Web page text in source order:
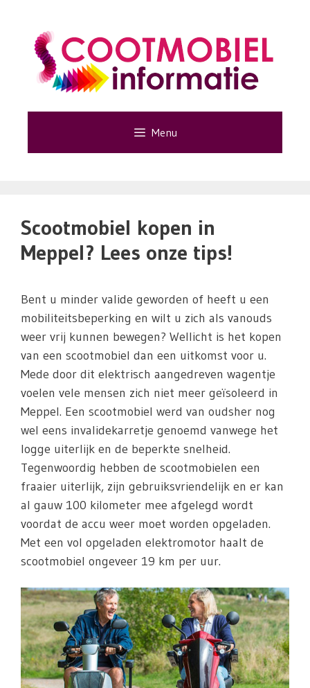
Menu
Scootmobiel kopen in
Meppel? Lees onze tips!
Bent u minder valide geworden of heeft u een
mobiliteitsbeperking en wilt u zich als vanouds
weer vrij kunnen bewegen? Wellicht is het kopen
van een scootmobiel dan een uitkomst voor u.
Mede door dit elektrisch aangedreven wagentje
voelen vele mensen zich niet meer geïsoleerd in
Meppel. Een scootmobiel werd van oudsher nog
wel eens invalidekarretje genoemd vanwege het
logge uiterlijk en de beperkte snelheid.
Tegenwoordig hebben de scootmobielen een
fraaier uiterlijk, zijn gebruiksvriendelijk en er kan
al gauw 100 kilometer mee afgelegd wordt
voordat de accu weer moet worden opgeladen.
Met een vol opgeladen elektromotor haalt de
scootmobiel ongeveer 19 km per uur.